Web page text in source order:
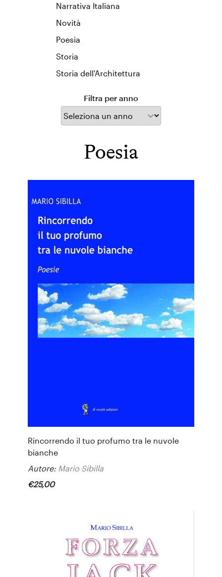
Narrativa Italiana
Novità
Poesia
Storia
Storia dell'Architettura
Filtra per anno
Poesia
Rincorrendo il tuo profumo tra le nuvole
bianche
Autore: Mario Sibilla
€25,00